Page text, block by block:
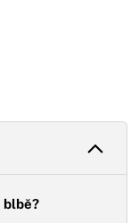
blbě?